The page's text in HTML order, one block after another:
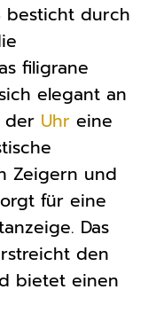
besticht durch
filigrane
elegant an
der Uhr eine
Zeigern und
für eine
Das
den
bietet einen